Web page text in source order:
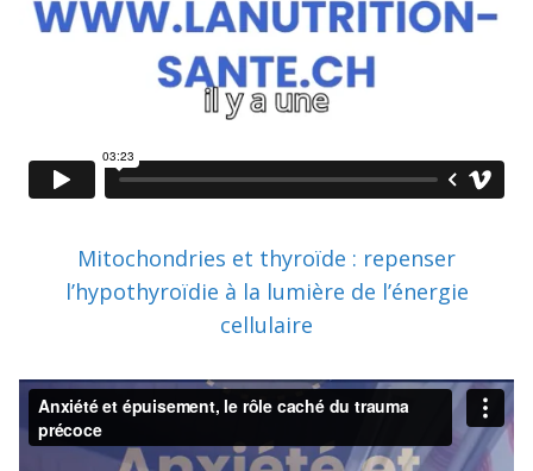
Mitochondries et thyroïde : repenser
l’hypothyroïdie à la lumière de l’énergie
cellulaire